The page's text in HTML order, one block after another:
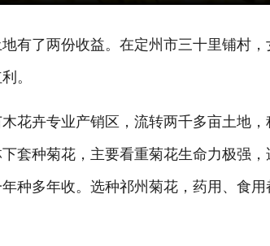
了两份收益。在定州市三十里铺村，
。
卉专业产销区，流转两千多亩土地，
套种菊花，主要看重菊花生命力极强
种多年收。选种祁州菊花，药用、食